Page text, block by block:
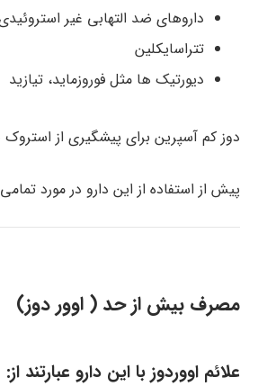
داروهای ضد التهابی غیر
تتراسایکلین
دیورتیک ها مثل فوروزماید، تیازید
دوز کم آسپرین برای پیشگیری از
پیش از استفاده از این دارو در مورد
مصرف بیش از حد ( اوور دوز)
علائم اووردوز با این دارو عبارتند از: